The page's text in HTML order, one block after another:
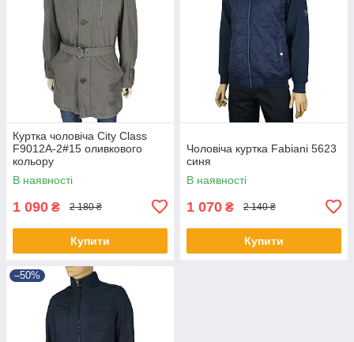
Куртка чоловіча Сity Class
F9012A-2#15 оливкового
кольору
В наявності
1 090 ₴ 2 180 ₴
Купити
Чоловіча куртка Fabiani 5623
синя
В наявності
1 070 ₴ 2 140 ₴
Купити
–50%